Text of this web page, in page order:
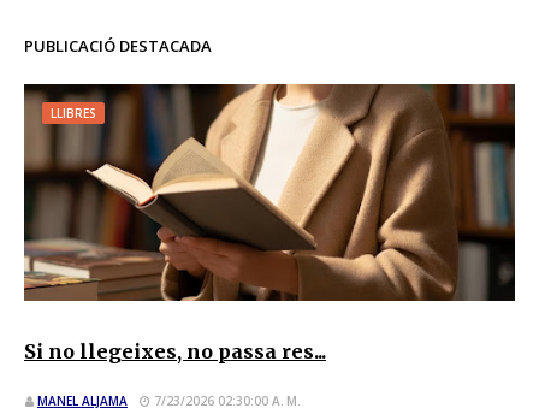
PUBLICACIÓ DESTACADA
LLIBRES
Si no llegeixes, no passa res...
MANEL ALJAMA 7/23/2026 02:30:00 A. M.